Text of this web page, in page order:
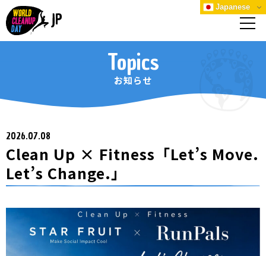
Topics
お知らせ
Clean Up × Fitness「Let’s Move.
Let’s Change.」
2026.07.08
Japanese